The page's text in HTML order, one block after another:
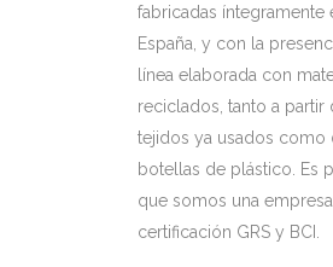
fabricadas íntegramente
España, y con la
línea elaborada con
reciclados, tanto a partir
tejidos ya usados como
botellas de plástico. Es
que somos una
certificación GRS y BCI.